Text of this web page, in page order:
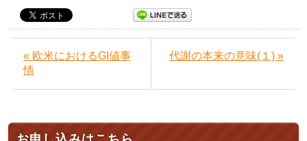
« 欧米におけるGI値事
情
代謝の本来の意味(１) »